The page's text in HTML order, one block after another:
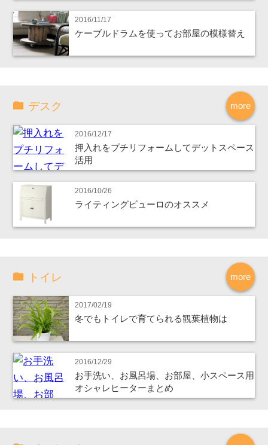
2016/11/17
ケーブルドラムを使ってお部屋の模様替え
more
デスク
2016/12/17
押入れをプチリフォームしてデットスペース
活用
2016/10/26
ライティングビューロのオススメ
more
トイレ
2017/02/19
冬でもトイレで育てられる観葉植物は
2016/12/29
お手洗い、お風呂場、お部屋、小スペース用
オシャレヒーターまとめ